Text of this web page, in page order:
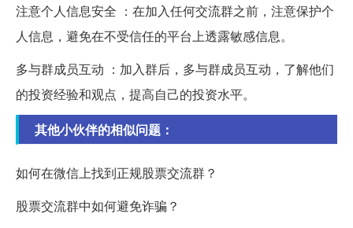
注意个人信息安全 ：在加入任何交流群之前，注意保护个
人信息，避免在不受信任的平台上透露敏感信息。
多与群成员互动 ：加入群后，多与群成员互动，了解他们
的投资经验和观点，提高自己的投资水平。
其他小伙伴的相似问题：
如何在微信上找到正规股票交流群？
股票交流群中如何避免诈骗？